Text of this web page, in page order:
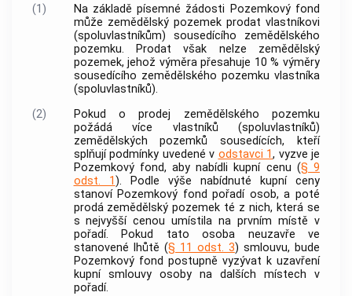
(1)
Na základě písemné žádosti Pozemkový fond
může zemědělský pozemek prodat vlastníkovi
(spoluvlastníkům) sousedícího zemědělského
pozemku. Prodat však nelze zemědělský
pozemek, jehož výměra přesahuje 10 % výměry
sousedícího zemědělského pozemku vlastníka
(spoluvlastníků).
(2)
Pokud o prodej zemědělského pozemku
požádá více vlastníků (spoluvlastníků)
zemědělských pozemků sousedících, kteří
splňují podmínky uvedené v odstavci 1, vyzve je
Pozemkový fond, aby nabídli kupní cenu (§ 9
odst. 1). Podle výše nabídnuté kupní ceny
stanoví Pozemkový fond pořadí osob, a poté
prodá zemědělský pozemek té z nich, která se
s nejvyšší cenou umístila na prvním místě v
pořadí. Pokud tato osoba neuzavře ve
stanovené lhůtě (§ 11 odst. 3) smlouvu, bude
Pozemkový fond postupně vyzývat k uzavření
kupní smlouvy osoby na dalších místech v
pořadí.